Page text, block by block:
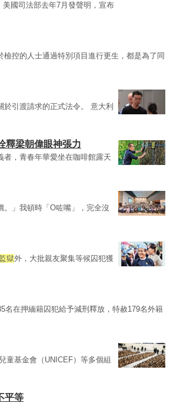
美國司法部去年7月發聲明，宣布
檢控的人士通過特別項目進行更生，都是為了同
於引渡請求的正式法令。 意大利
釋梁朝偉眼神張力
者，青春年華愛坐在咖啡館露天
」我頓時「O咗嘴」，完全沒
監獄外，大批親友聚集等候囚犯獲
名在押緬籍囚犯給予減刑釋放，特赦179名外籍
童基金會（UNICEF）等多個組
平等